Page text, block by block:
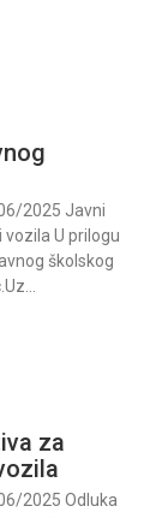
2025 Javni
U prilogu
školskog
za
2025 Odluka